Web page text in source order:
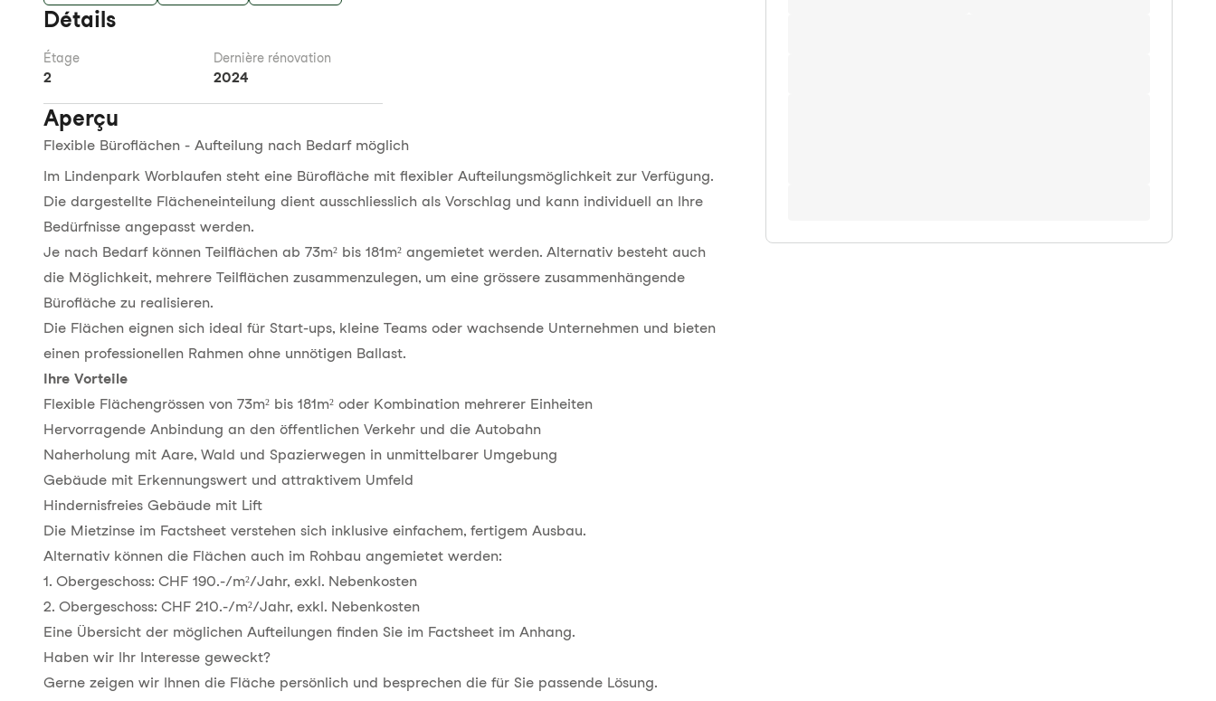
Détails
Étage
2
Dernière rénovation
2024
Aperçu
Flexible Büroflächen - Aufteilung nach Bedarf möglich
Im Lindenpark Worblaufen steht eine Bürofläche mit flexibler Aufteilungsmöglichkeit zur Verfügung.
Die dargestellte Flächeneinteilung dient ausschliesslich als Vorschlag und kann individuell an Ihre
Bedürfnisse angepasst werden.
Je nach Bedarf können Teilflächen ab 73m² bis 181m² angemietet werden. Alternativ besteht auch
die Möglichkeit, mehrere Teilflächen zusammenzulegen, um eine grössere zusammenhängende
Bürofläche zu realisieren.
Die Flächen eignen sich ideal für Start-ups, kleine Teams oder wachsende Unternehmen und bieten
einen professionellen Rahmen ohne unnötigen Ballast.
Ihre Vorteile
Flexible Flächengrössen von 73m² bis 181m² oder Kombination mehrerer Einheiten
Hervorragende Anbindung an den öffentlichen Verkehr und die Autobahn
Naherholung mit Aare, Wald und Spazierwegen in unmittelbarer Umgebung
Gebäude mit Erkennungswert und attraktivem Umfeld
Hindernisfreies Gebäude mit Lift
Die Mietzinse im Factsheet verstehen sich inklusive einfachem, fertigem Ausbau.
Alternativ können die Flächen auch im Rohbau angemietet werden:
1. Obergeschoss: CHF 190.-/m²/Jahr, exkl. Nebenkosten
2. Obergeschoss: CHF 210.-/m²/Jahr, exkl. Nebenkosten
Eine Übersicht der möglichen Aufteilungen finden Sie im Factsheet im Anhang.
Haben wir Ihr Interesse geweckt?
Gerne zeigen wir Ihnen die Fläche persönlich und besprechen die für Sie passende Lösung.